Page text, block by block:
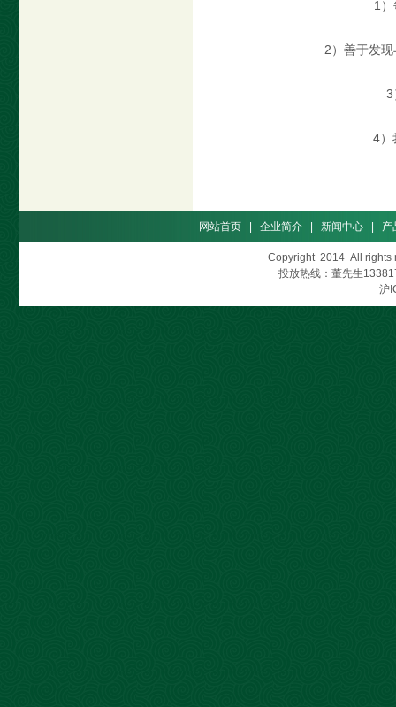
1
2）善于发
3
4）
网站首页| 企业简介| 新闻中心| 产
Copyright 2014 All
投放热线：董先生
沪